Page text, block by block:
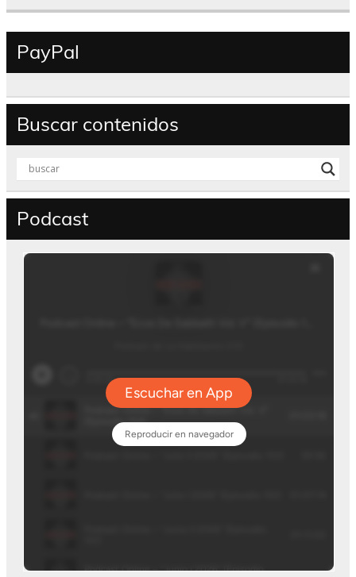
PayPal
Buscar contenidos
Podcast